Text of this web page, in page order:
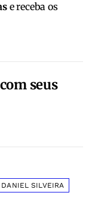
e receba os
seus
DANIEL SILVEIRA